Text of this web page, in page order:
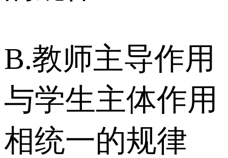
B.教师主导作用
与学生主体作用
相统一的规律